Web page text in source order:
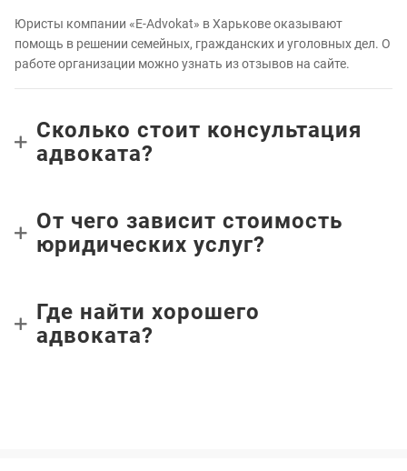
Юристы компании «E-Advokat» в Харькове оказывают
помощь в решении семейных, гражданских и уголовных дел. О
работе организации можно узнать из отзывов на сайте.
Сколько стоит консультация
адвоката?
От чего зависит стоимость
юридических услуг?
Где найти хорошего
адвоката?